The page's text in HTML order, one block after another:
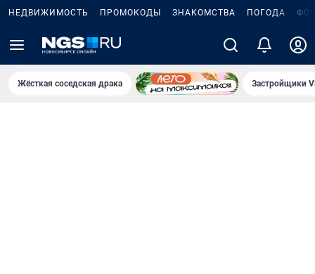
НЕДВИЖИМОСТЬ ПРОМОКОДЫ ЗНАКОМСТВА ПОГОДА
Жёсткая соседская драка Застройщики